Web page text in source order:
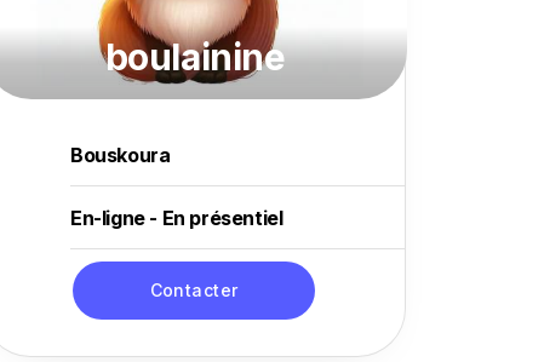
boulainine
Bouskoura
En-ligne - En présentiel
Contacter